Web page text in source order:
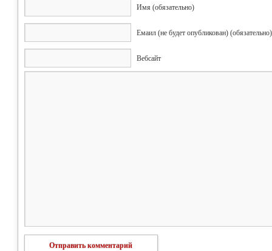
Имя (обязательно)
Емаил (не будет опубликован) (обязательно)
Вебсайт